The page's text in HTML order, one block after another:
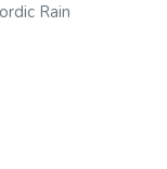
Rain